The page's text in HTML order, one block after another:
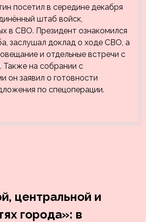
посетил в середине декабря
штаб войск,
в СВО. Президент ознакомился
заслушал доклад о ходе СВО, а
и отдельные встречи с
на собрании с
он заявил о готовности
по спецоперации.
центральной и
города»: в